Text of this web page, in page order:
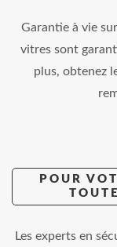
Garantie à vie
vitres sont
plus, obtenez
POUR
Les experts en